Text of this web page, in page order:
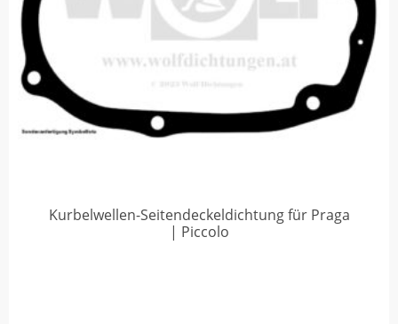
Kurbelwellen-Seitendeckeldichtung für Praga
| Piccolo